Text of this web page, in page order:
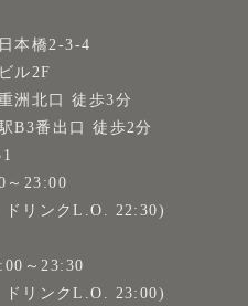
本橋2-3-4
ル2F
洲北口 徒歩3分
B3番出口 徒歩2分
23:00
リンクL.O. 22:30)
～23:30
リンクL.O. 23:00)